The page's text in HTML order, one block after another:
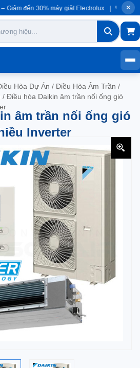
Giảm đến 30% máy giặt Electrolux |
Hòa Dự Án / Điều Hòa Âm Trần /
/ Điều hòa Daikin âm trần nối ống gió
âm trần nối ống gió
Inverter